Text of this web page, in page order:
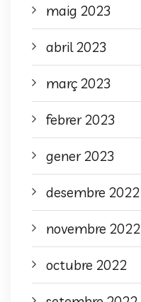
maig 2023
abril 2023
març 2023
febrer 2023
gener 2023
desembre 2022
novembre 2022
octubre 2022